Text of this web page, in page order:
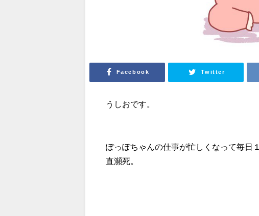
Facebook Twitter
うしおです。
ぽっぽちゃんの仕事が忙しくなって毎日
直瀕死。